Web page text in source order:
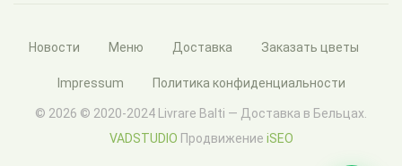
Новости Меню Доставка Заказать цветы
Impressum Политика конфиденциальности
© 2026 © 2020-2024 Livrare Balti — Доставка в Бельцах.
VADSTUDIO Продвижение iSEO